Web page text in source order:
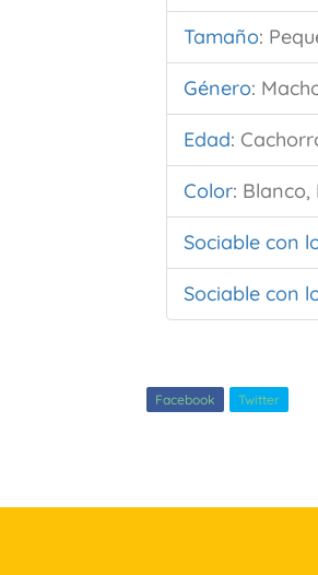
Tamaño:
Género:
Edad:
Color: Blanco,
Sociable con
Sociable con
Facebook Twitter